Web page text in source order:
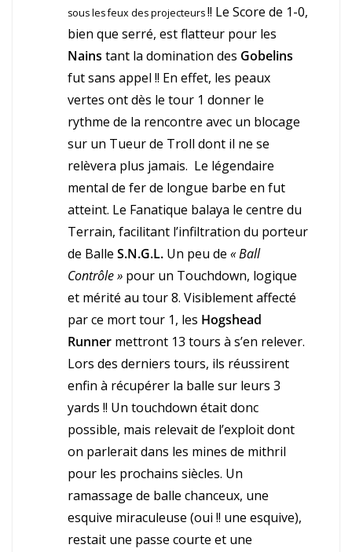
sous les feux des projecteurs!! Le Score de 1-0,
bien que serré, est flatteur pour les
Nains tant la domination des Gobelins
fut sans appel !! En effet, les peaux
vertes ont dès le tour 1 donner le
rythme de la rencontre avec un blocage
sur un Tueur de Troll dont il ne se
relèvera plus jamais. Le légendaire
mental de fer de longue barbe en fut
atteint. Le Fanatique balaya le centre du
Terrain, facilitant l’infiltration du porteur
de Balle S.N.G.L. Un peu de « Ball
Contrôle » pour un Touchdown, logique
et mérité au tour 8. Visiblement affecté
par ce mort tour 1, les Hogshead
Runner mettront 13 tours à s’en relever.
Lors des derniers tours, ils réussirent
enfin à récupérer la balle sur leurs 3
yards !! Un touchdown était donc
possible, mais relevait de l’exploit dont
on parlerait dans les mines de mithril
pour les prochains siècles. Un
ramassage de balle chanceux, une
esquive miraculeuse (oui !! une esquive),
restait une passe courte et une